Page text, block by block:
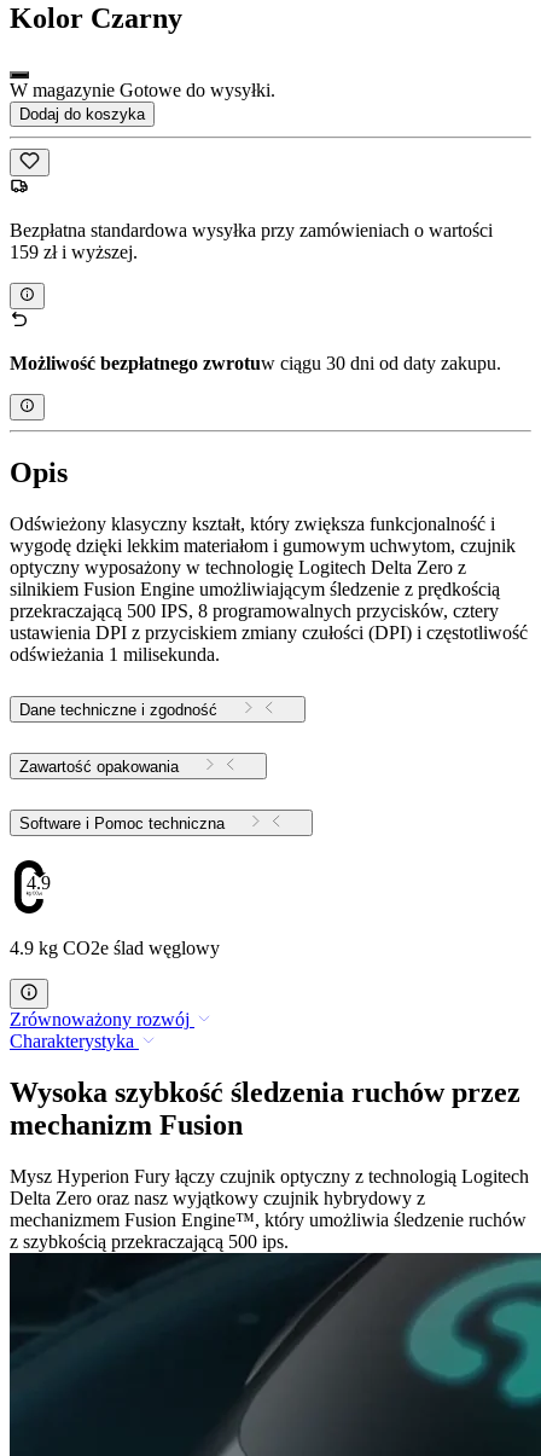
Kolor Czarny
W magazynie Gotowe do wysyłki.
Dodaj do koszyka
Bezpłatna standardowa wysyłka przy zamówieniach o wartości
159 zł i wyższej.
Możliwość bezpłatnego zwrotuw ciągu 30 dni od daty zakupu.
Opis
Odświeżony klasyczny kształt, który zwiększa funkcjonalność i
wygodę dzięki lekkim materiałom i gumowym uchwytom, czujnik
optyczny wyposażony w technologię Logitech Delta Zero z
silnikiem Fusion Engine umożliwiającym śledzenie z prędkością
przekraczającą 500 IPS, 8 programowalnych przycisków, cztery
ustawienia DPI z przyciskiem zmiany czułości (DPI) i częstotliwość
odświeżania 1 milisekunda.
Dane techniczne i zgodność
Zawartość opakowania
Software i Pomoc techniczna
4.9
4.9 kg CO2e ślad węglowy
Zrównoważony rozwój
Charakterystyka
Wysoka szybkość śledzenia ruchów przez
mechanizm Fusion
Mysz Hyperion Fury łączy czujnik optyczny z technologią Logitech
Delta Zero oraz nasz wyjątkowy czujnik hybrydowy z
mechanizmem Fusion Engine™, który umożliwia śledzenie ruchów
z szybkością przekraczającą 500 ips.